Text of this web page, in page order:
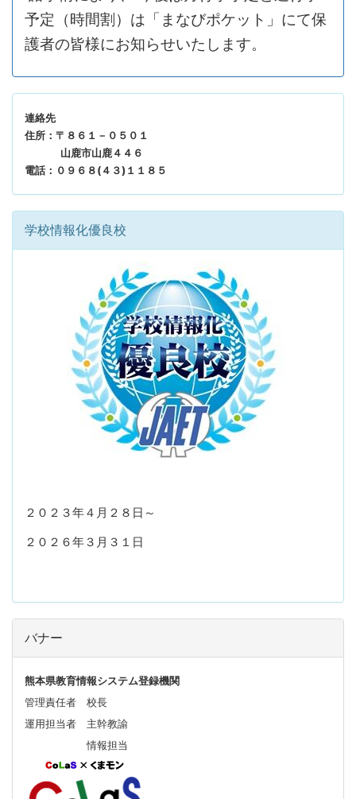
予定（時間割）は「まなびポケット」にて保
護者の皆様にお知らせいたします。
連絡先
住所：〒８６１－０５０１
山鹿市山鹿４４６
電話：０９６８(４３)１１８５
学校情報化優良校
２０２３年４月２８日～
２０２６年３月３１日
バナー
熊本県教育情報システム登録機関
管理責任者 校長
運用担当者 主幹教諭
情報担当